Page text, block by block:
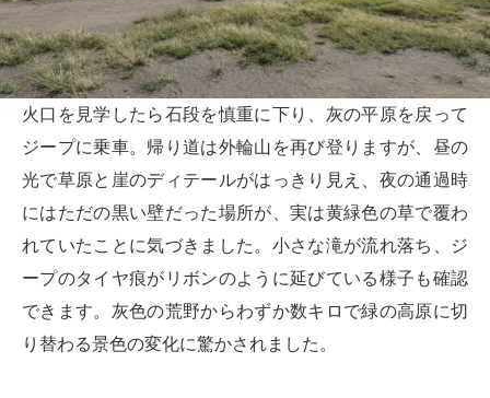
火口を見学したら石段を慎重に下り、灰の平原を戻って
ジープに乗車。帰り道は外輪山を再び登りますが、昼の
光で草原と崖のディテールがはっきり見え、夜の通過時
にはただの黒い壁だった場所が、実は黄緑色の草で覆わ
れていたことに気づきました。小さな滝が流れ落ち、ジ
ープのタイヤ痕がリボンのように延びている様子も確認
できます。灰色の荒野からわずか数キロで緑の高原に切
り替わる景色の変化に驚かされました。